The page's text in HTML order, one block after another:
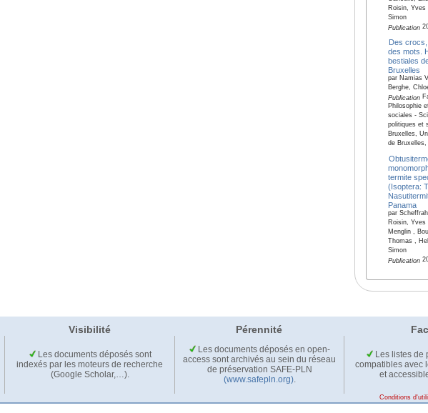
Roisin, Yves
Simon
Publication
Des crocs,
des mots.
bestiales
Bruxelles
par Namias
Berghe,
Publication
Philosophie
sociales -
politiques et
Bruxelles,
de Bruxelles,
termite
(Isoptera:
Panama
par
Roisin, Yves
Menglin ,
Thomas ,
Simon
Publication
Visibilité Pérennité
Les documents déposés sont
indexés par les moteurs de recherche
(Google Scholar,…).
Les documents déposés en open-
access sont archivés au sein du réseau
de préservation SAFE-PLN
(www.safepln.org).
Les listes de
compatibles avec
et
Conditions